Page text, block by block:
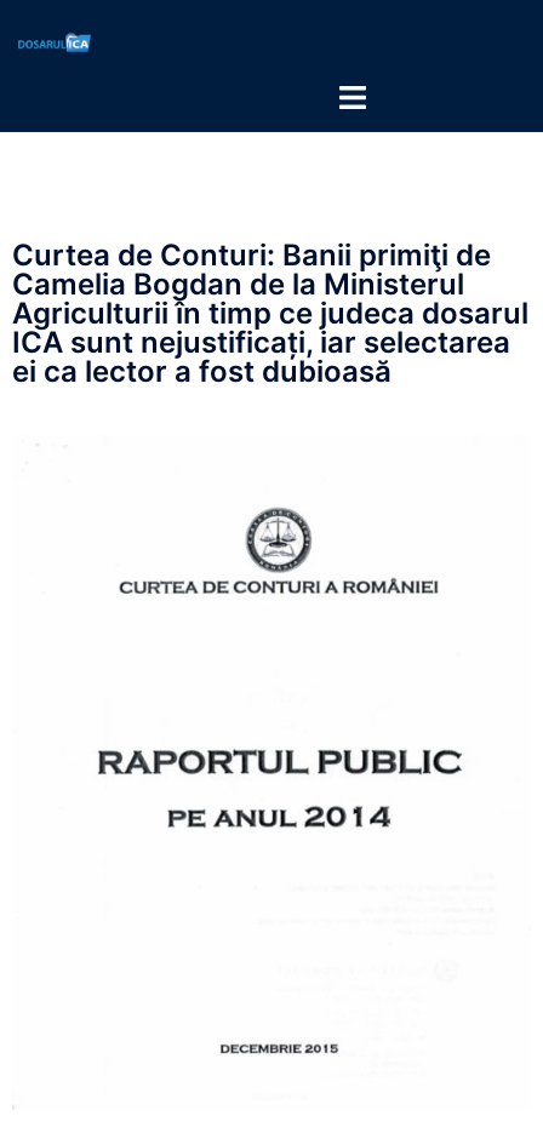
Curtea de Conturi: Banii primiţi de
Camelia Bogdan de la Ministerul
Agriculturii în timp ce judeca dosarul
ICA sunt nejustificați, iar selectarea
ei ca lector a fost dubioasă